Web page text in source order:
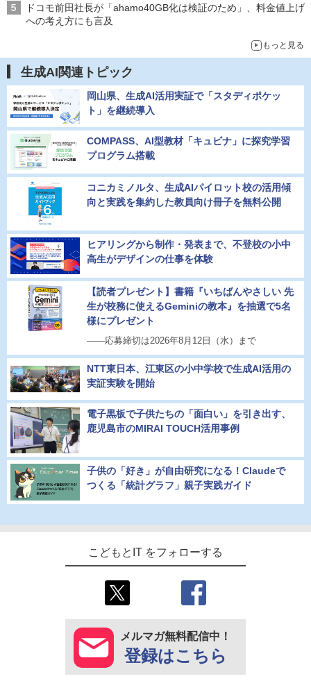
ドコモ前田社長が「ahamo40GB化は検証のため」、料金値上げ
への考え方にも言及
もっと見る
生成AI関連トピック
岡山県、生成AI活用実証で「スタディポケッ
ト」を継続導入
COMPASS、AI型教材「キュビナ」に探究学習
プログラム搭載
コニカミノルタ、生成AIパイロット校の活用傾
向と実践を集約した教員向け冊子を無料公開
ヒアリングから制作・発表まで、不登校の小中
高生がデザインの仕事を体験
【読者プレゼント】書籍『いちばんやさしい 先
生が校務に使えるGeminiの教本』を抽選で5名
様にプレゼント
――応募締切は2026年8月12日（水）まで
NTT東日本、江東区の小中学校で生成AI活用の
実証実験を開始
電子黒板で子供たちの「面白い」を引き出す、
鹿児島市のMIRAI TOUCH活用事例
子供の「好き」が自由研究になる！Claudeで
つくる「統計グラフ」親子実践ガイド
こどもとIT をフォローする
メルマガ無料配信中！
登録はこちら